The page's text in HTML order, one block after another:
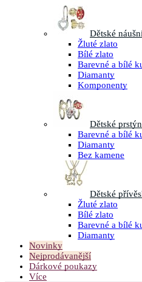
Dětské
Žluté zlato
Bílé zlato
Barevné a bílé
Diamanty
Komponenty
Dětské
Barevné a bílé
Diamanty
Bez kamene
Dětské
Žluté zlato
Bílé zlato
Barevné a bílé
Diamanty
Novinky
Nejprodávanější
Dárkové poukazy
Více